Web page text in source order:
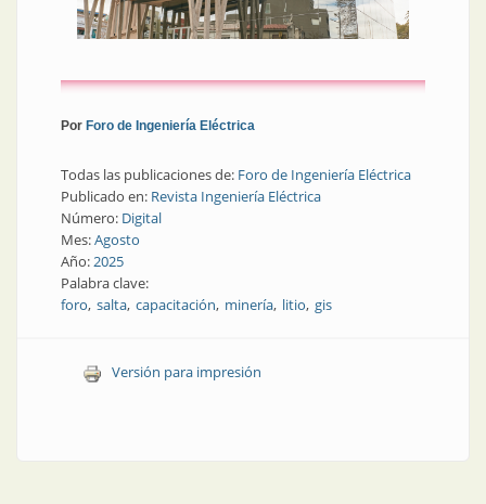
Por Foro de Ingeniería Eléctrica
Todas las publicaciones de: Foro de Ingeniería Eléctrica
Publicado en: Revista Ingeniería Eléctrica
Número: Digital
Mes:Agosto
Año:2025
Palabra clave:
foro salta capacitación minería litio gis
Versión para impresión